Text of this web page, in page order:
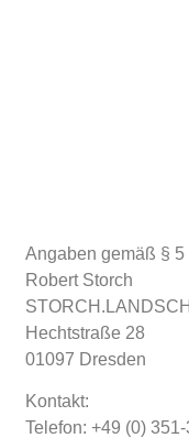
Angaben gemäß § 5
Robert Storch
Hechtstraße 28
01097 Dresden
Kontakt:
Telefon: +49 (0)